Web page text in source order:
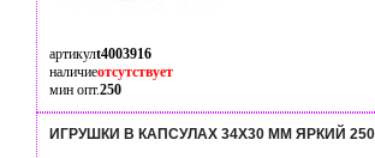
артикулt4003916
наличиеотсутствует
мин опт.250
ИГРУШКИ В КАПСУЛАХ 34Х30 ММ ЯРКИЙ 250